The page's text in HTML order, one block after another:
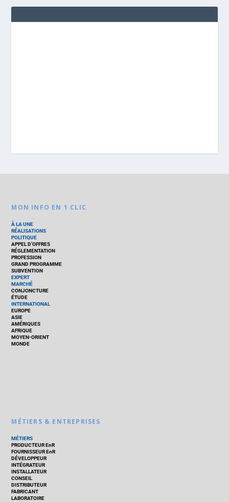
MON INFO EN 1 CLIC
À LA UNE
RÉALISATIONS
POLITIQUE
APPEL D’OFFRES
RÉGLEMENTATION
PROFESSION
GRAND PROGRAMME
SUBVENTION
EXPERT
MARCHÉ
CONJONCTURE
ÉTUDE
INTERNATIONAL
EUROPE
ASIE
AMÉRIQUES
AFRIQUE
MOYEN-ORIENT
MONDE
MÉTIERS & ENTREPRISES
MÉTIERS
PRODUCTEUR EnR
FOURNISSEUR EnR
DÉVELOPPEUR
INTÉGRATEUR
INSTALLATEUR
CONSEIL
DISTRIBUTEUR
FABRICANT
LABORATOIRE